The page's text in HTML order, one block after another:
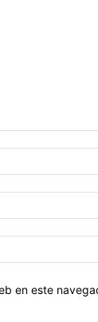
en este